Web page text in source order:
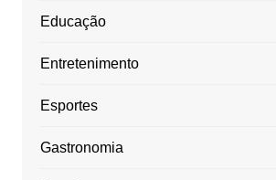
Educação
Entretenimento
Esportes
Gastronomia